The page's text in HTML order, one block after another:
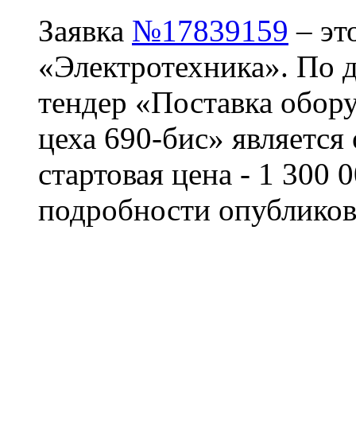
Заявка №17839159 –
«Электротехника». По
тендер «Поставка
цеха 690-бис»
стартовая цена - 1 300
подробности